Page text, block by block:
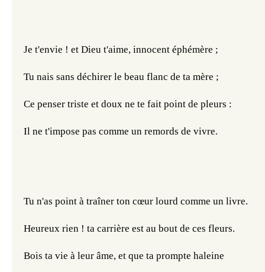
Je t'envie ! et Dieu t'aime, innocent éphémère ;
Tu nais sans déchirer le beau flanc de ta mère ;
Ce penser triste et doux ne te fait point de pleurs :
Il ne t'impose pas comme un remords de vivre.
Tu n'as point à traîner ton cœur lourd comme un livre.
Heureux rien ! ta carrière est au bout de ces fleurs.
Bois ta vie à leur âme, et que ta prompte haleine